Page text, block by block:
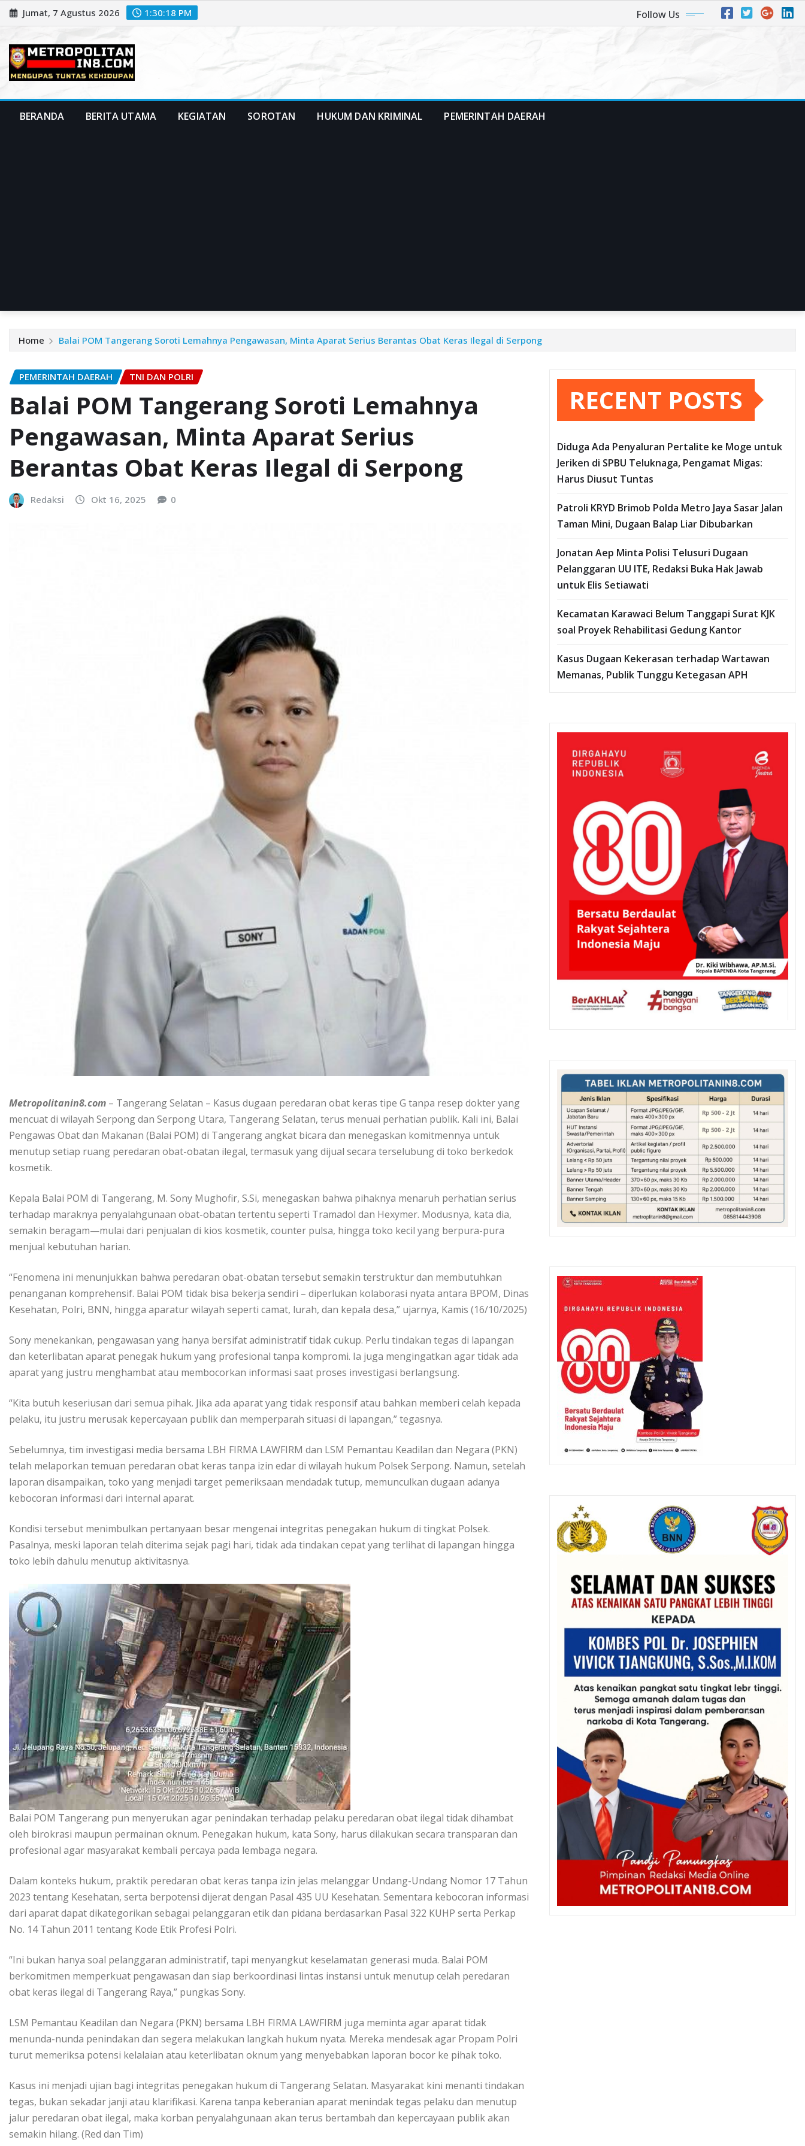
Skip
to
Jumat, 7 Agustus 2026 1:30:19 PM Follow Us
BERANDA BERITA UTAMA KEGIATAN SOROTAN HUKUM DAN KRIMINAL PEMERINTAH DAERAH
Home Balai POM Tangerang Soroti Lemahnya Pengawasan, Minta Aparat Serius Berantas Obat Keras Ilegal di Serpong
PEMERINTAH DAERAH TNI DAN POLRI
Balai POM Tangerang Soroti Lemahnya
Pengawasan, Minta Aparat Serius
Berantas Obat Keras Ilegal di Serpong
Redaksi Okt 16, 2025 0
Metropolitanin8.com – Tangerang Selatan – Kasus dugaan peredaran obat keras tipe G tanpa resep dokter yang
mencuat di wilayah Serpong dan Serpong Utara, Tangerang Selatan, terus menuai perhatian publik. Kali ini, Balai
Pengawas Obat dan Makanan (Balai POM) di Tangerang angkat bicara dan menegaskan komitmennya untuk
menutup setiap ruang peredaran obat-obatan ilegal, termasuk yang dijual secara terselubung di toko berkedok
kosmetik.
Kepala Balai POM di Tangerang, M. Sony Mughofir, S.Si, menegaskan bahwa pihaknya menaruh perhatian serius
terhadap maraknya penyalahgunaan obat-obatan tertentu seperti Tramadol dan Hexymer. Modusnya, kata dia,
semakin beragam—mulai dari penjualan di kios kosmetik, counter pulsa, hingga toko kecil yang berpura-pura
menjual kebutuhan harian.
“Fenomena ini menunjukkan bahwa peredaran obat-obatan tersebut semakin terstruktur dan membutuhkan
penanganan komprehensif. Balai POM tidak bisa bekerja sendiri – diperlukan kolaborasi nyata antara BPOM, Dinas
Kesehatan, Polri, BNN, hingga aparatur wilayah seperti camat, lurah, dan kepala desa,” ujarnya, Kamis (16/10/2025)
Sony menekankan, pengawasan yang hanya bersifat administratif tidak cukup. Perlu tindakan tegas di lapangan
dan keterlibatan aparat penegak hukum yang profesional tanpa kompromi. Ia juga mengingatkan agar tidak ada
aparat yang justru menghambat atau membocorkan informasi saat proses investigasi berlangsung.
“Kita butuh keseriusan dari semua pihak. Jika ada aparat yang tidak responsif atau bahkan memberi celah kepada
pelaku, itu justru merusak kepercayaan publik dan memperparah situasi di lapangan,” tegasnya.
Sebelumnya, tim investigasi media bersama LBH FIRMA LAWFIRM dan LSM Pemantau Keadilan dan Negara (PKN)
telah melaporkan temuan peredaran obat keras tanpa izin edar di wilayah hukum Polsek Serpong. Namun, setelah
laporan disampaikan, toko yang menjadi target pemeriksaan mendadak tutup, memunculkan dugaan adanya
kebocoran informasi dari internal aparat.
Kondisi tersebut menimbulkan pertanyaan besar mengenai integritas penegakan hukum di tingkat Polsek.
Pasalnya, meski laporan telah diterima sejak pagi hari, tidak ada tindakan cepat yang terlihat di lapangan hingga
toko lebih dahulu menutup aktivitasnya.
Balai POM Tangerang pun menyerukan agar penindakan terhadap pelaku peredaran obat ilegal tidak dihambat
oleh birokrasi maupun permainan oknum. Penegakan hukum, kata Sony, harus dilakukan secara transparan dan
profesional agar masyarakat kembali percaya pada lembaga negara.
Dalam konteks hukum, praktik peredaran obat keras tanpa izin jelas melanggar Undang-Undang Nomor 17 Tahun
2023 tentang Kesehatan, serta berpotensi dijerat dengan Pasal 435 UU Kesehatan. Sementara kebocoran informasi
dari aparat dapat dikategorikan sebagai pelanggaran etik dan pidana berdasarkan Pasal 322 KUHP serta Perkap
No. 14 Tahun 2011 tentang Kode Etik Profesi Polri.
“Ini bukan hanya soal pelanggaran administratif, tapi menyangkut keselamatan generasi muda. Balai POM
berkomitmen memperkuat pengawasan dan siap berkoordinasi lintas instansi untuk menutup celah peredaran
obat keras ilegal di Tangerang Raya,” pungkas Sony.
LSM Pemantau Keadilan dan Negara (PKN) bersama LBH FIRMA LAWFIRM juga meminta agar aparat tidak
menunda-nunda penindakan dan segera melakukan langkah hukum nyata. Mereka mendesak agar Propam Polri
turut memeriksa potensi kelalaian atau keterlibatan oknum yang menyebabkan laporan bocor ke pihak toko.
Kasus ini menjadi ujian bagi integritas penegakan hukum di Tangerang Selatan. Masyarakat kini menanti tindakan
tegas, bukan sekadar janji atau klarifikasi. Karena tanpa keberanian aparat menindak tegas pelaku dan menutup
jalur peredaran obat ilegal, maka korban penyalahgunaan akan terus bertambah dan kepercayaan publik akan
semakin hilang. (Red dan Tim)
RECENT POSTS
Diduga Ada Penyaluran Pertalite ke Moge untuk
Jeriken di SPBU Teluknaga, Pengamat Migas:
Harus Diusut Tuntas
Patroli KRYD Brimob Polda Metro Jaya Sasar Jalan
Taman Mini, Dugaan Balap Liar Dibubarkan
Jonatan Aep Minta Polisi Telusuri Dugaan
Pelanggaran UU ITE, Redaksi Buka Hak Jawab
untuk Elis Setiawati
Kecamatan Karawaci Belum Tanggapi Surat KJK
soal Proyek Rehabilitasi Gedung Kantor
Kasus Dugaan Kekerasan terhadap Wartawan
Memanas, Publik Tunggu Ketegasan APH